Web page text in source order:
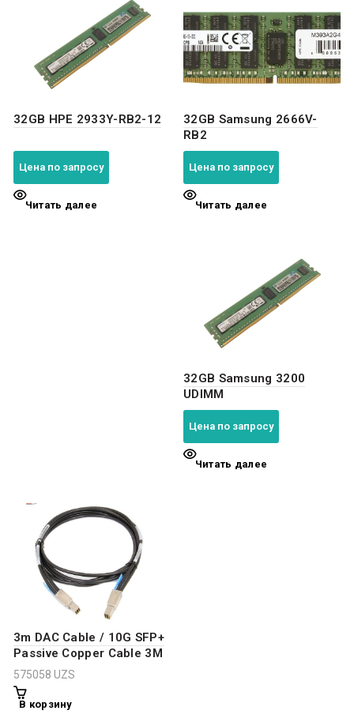
32GB HPE 2933Y-RB2-12
Цена по запросу
Читать далее
32GB Samsung 2666V-
RB2
Цена по запросу
Читать далее
32GB Samsung 3200
UDIMM
Цена по запросу
Читать далее
3m DAC Cable / 10G SFP+
Passive Copper Cable 3M
575058 UZS
В корзину